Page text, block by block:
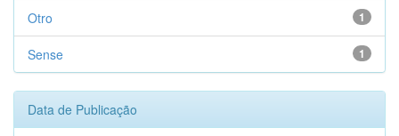
1
Otro
1
Sense
Data de Publicação